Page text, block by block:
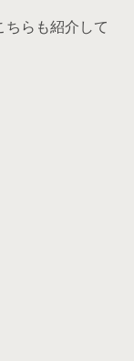
ちらも紹介して